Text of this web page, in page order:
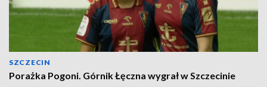
SZCZECIN
Porażka Pogoni. Górnik Łęczna wygrał w Szczecinie